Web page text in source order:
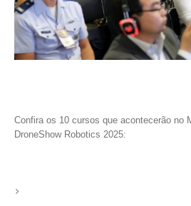
Confira os 10 cursos que acontecerão no
DroneShow Robotics 2025: